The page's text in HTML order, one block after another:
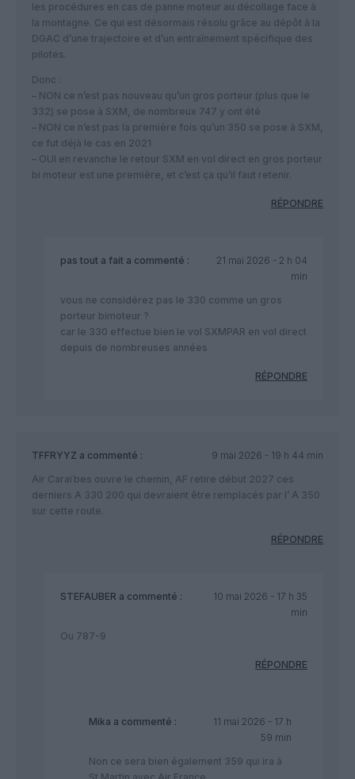
les procédures en cas de panne moteur au décollage face à
la montagne. Ce qui est désormais résolu grâce au dépôt à la
DGAC d’une trajectoire et d’un entraînement spécifique des
pilotes.
Donc :
– NON ce n’est pas nouveau qu’un gros porteur (plus que le
332) se pose à SXM, de nombreux 747 y ont été
– NON ce n’est pas la première fois qu’un 350 se pose à SXM,
ce fut déjà le cas en 2021
– OUI en revanche le retour SXM en vol direct en gros porteur
bi moteur est une première, et c’est ça qu’il faut retenir.
RÉPONDRE
pas tout a fait a commenté :
21 mai 2026 - 2 h 04
min
vous ne considérez pas le 330 comme un gros
porteur bimoteur ?
car le 330 effectue bien le vol SXMPAR en vol direct
depuis de nombreuses années
RÉPONDRE
TFFRYYZ a commenté :
9 mai 2026 - 19 h 44 min
Air Caraïbes ouvre le chemin, AF retire début 2027 ces
derniers A 330 200 qui devraient être remplacés par l’ A 350
sur cette route.
RÉPONDRE
STEFAUBER a commenté :
10 mai 2026 - 17 h 35
min
Ou 787-9
RÉPONDRE
Mika a commenté :
11 mai 2026 - 17 h
59 min
Non ce sera bien également 359 qui ira à